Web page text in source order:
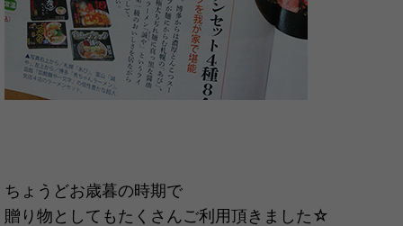
ちょうどお歳暮の時期で
贈り物としてもたくさんご利用頂きました☆